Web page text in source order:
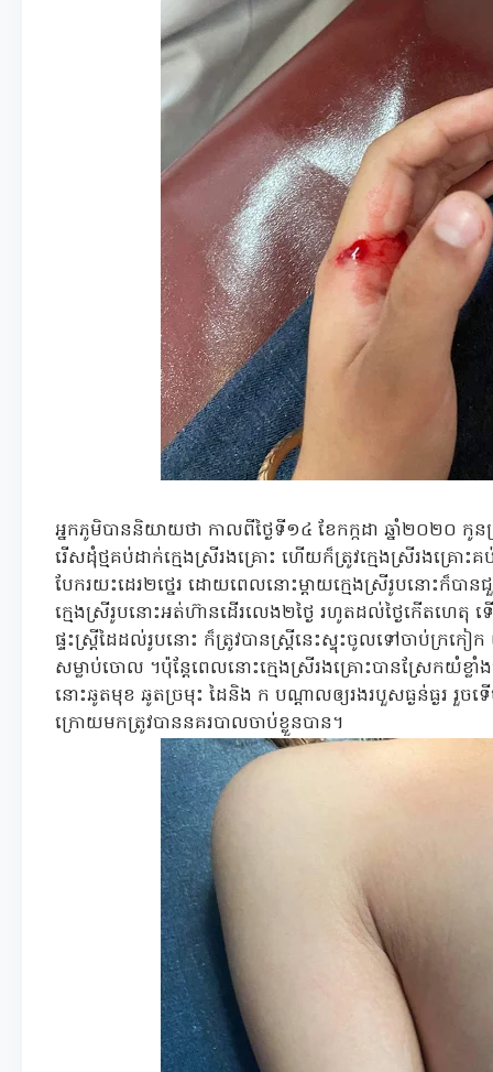
អ្នកភូមិបាននិយាយថា កាលពីថ្ងៃទី១៤ ខែកក្កដា ឆ្នាំ២០២០
រើសដុំថ្មគប់ដាក់ក្មេងស្រីរងគ្រោះ ហើយក៏ត្រូវក្មេងស្រីរងគ្រោ
បែករយះដេរ២ថ្នេរ ដោយពេលនោះម្ដាយក្មេងស្រីរូបនោះក៏បាន
ក្មេងស្រីរូបនោះអត់ហ៊ានដើរលេង២ថ្ងៃ រហូតដល់ថ្ងៃកើតហេតុ
ផ្ទះស្រ្តីដៃដល់រូបនោះ ក៏ត្រូវបានស្រ្តីនេះស្ទុះចូលទៅចាប់ក្រក
សម្លាប់ចោល ។ប៉ុន្តែពេលនោះក្មេងស្រីរងគ្រោះបានស្រែកយំខ្លាំង
នោះឆូតមុខ ឆូតច្រមុះ ដៃនិង ក បណ្ដាលឲ្យរងរបួសធ្ងន់ធ្ងរ រួចទ
ក្រោយមកត្រូវបាននគរបាលចាប់ខ្លួនបាន។